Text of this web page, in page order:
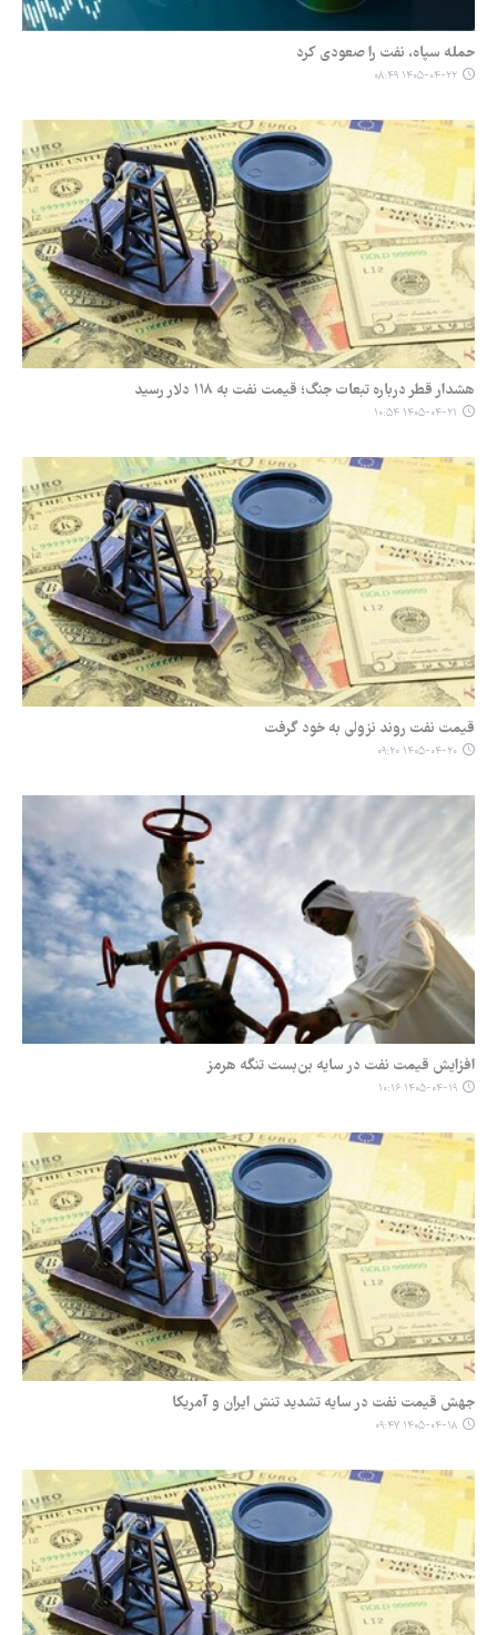
حمله سپاه، نفت را صعودی کرد
۱۴۰۵-۰۴-۲۲ ۰۸:۴۹
هشدار قطر درباره تبعات جنگ؛ قیمت نفت به ۱۱۸ دلار رسید
۱۴۰۵-۰۴-۲۱ ۱۰:۵۴
قیمت نفت روند نزولی به خود گرفت
۱۴۰۵-۰۴-۲۰ ۰۹:۲۰
افزایش قیمت نفت در سایه بن‌بست تنگه هرمز
۱۴۰۵-۰۴-۱۹ ۱۰:۱۶
جهش قیمت نفت در سایه تشدید تنش ایران و آمریکا
۱۴۰۵-۰۴-۱۸ ۰۹:۴۷